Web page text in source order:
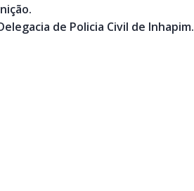
de Policia Civil de Inhapim.